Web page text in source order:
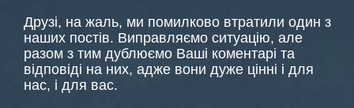
Друзі, на жаль, ми помилково втратили один з
наших постів. Виправляємо ситуацію, але
разом з тим дублюємо Ваші коментарі та
відповіді на них, адже вони дуже цінні і для
нас, і для вас.